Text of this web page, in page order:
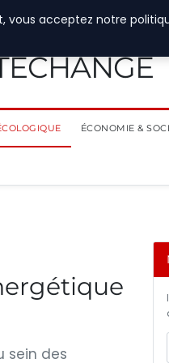
ÉCONOMIE &
sein des
vous acceptez notre